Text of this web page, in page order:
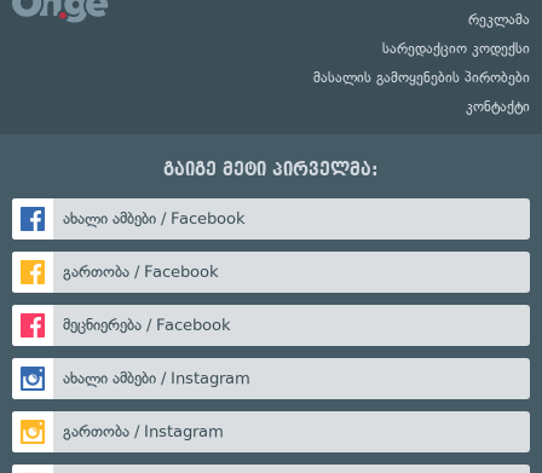
რეკლამა
სარედაქციო კოდექსი
მასალის გამოყენების პირობები
კონტაქტი
გაიგე მეტი პირველმა:
ახალი ამბები / Facebook
გართობა / Facebook
მეცნიერება / Facebook
ახალი ამბები / Instagram
გართობა / Instagram